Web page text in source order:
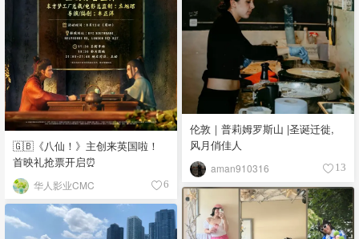
🇬🇧《八仙！》主创来英国啦！
首映礼抢票开启⏰
华人影业CMC 6
伦敦｜普莉姆罗斯山 |圣诞迁徙,
风月俏佳人
aman910316 13